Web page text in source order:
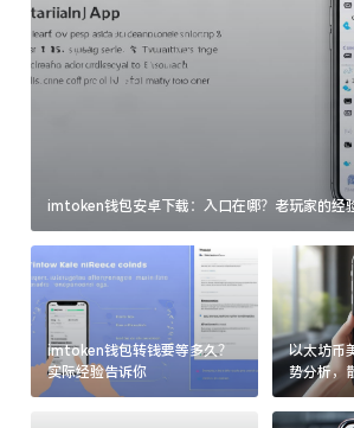
imtoken钱包安卓下载：入口在哪？老玩家的经
imtoken钱包转钱要等多久？
实际经验告诉你
以太坊币
势分析，
跌被套牢